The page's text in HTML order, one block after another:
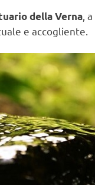
della Verna , a
e accogliente.